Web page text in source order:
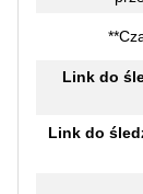
Link do
Link do